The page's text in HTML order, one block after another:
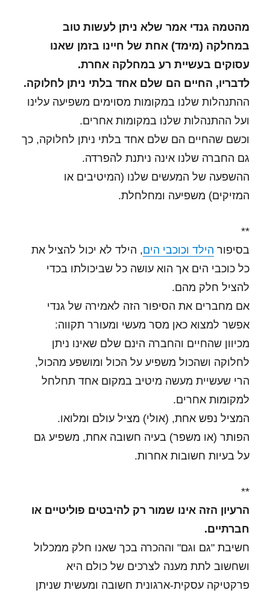
מהטמה גנדי אמר שלא ניתן לעשות טוב
במחלקה (מימד) אחת של חיינו בזמן שאנו
עסוקים בעשיית רע במחלקה אחרת.
לדבריו, החיים הם שלם אחד בלתי ניתן לחלוקה.
ההתנהלות שלנו במקומות מסוימים משפיעה עלינו
ועל ההתנהלות שלנו במקומות אחרים.
וכשם שהחיים הם שלם אחד בלתי ניתן לחלוקה, כך
גם החברה שלנו אינה ניתנת להפרדה.
ההשפעה של המעשים שלנו (המיטיבים או
המזיקים) משפיעה ומחלחלת.
**
בסיפור הילד וכוכבי הים, הילד לא יכול להציל את
כל כוכבי הים אך הוא עושה כל שביכולתו בכדי
להציל חלק מהם.
אם מחברים את הסיפור הזה לאמירה של גנדי
אפשר למצוא כאן מסר מעשי ומעורר תקווה:
מכיוון שהחיים והחברה הינם שלם שאינו ניתן
לחלוקה ושהכול משפיע על הכול ומושפע מהכול,
הרי שעשיית מעשה מיטיב במקום אחד תחלחל
למקומות אחרים.
המציל נפש אחת, (אולי) מציל עולם ומלואו.
הפותר (או משפר) בעיה חשובה אחת, משפיע גם
על בעיות חשובות אחרות.
**
הרעיון הזה אינו שמור רק להיבטים פוליטיים או
חברתיים.
חשיבת "גם וגם" וההכרה בכך שאנו חלק ממכלול
ושחשוב לתת מענה לצרכים של כולם היא
פרקטיקה עסקית-ארגונית חשובה ומעשית שניתן